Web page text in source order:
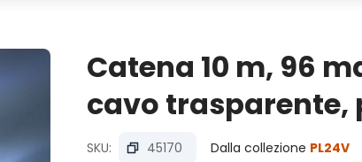
Catena 10 m, 96
cavo
SKU: 45170 Dalla collezione PL24V